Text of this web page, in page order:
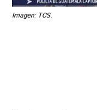
Imagen: TCS.